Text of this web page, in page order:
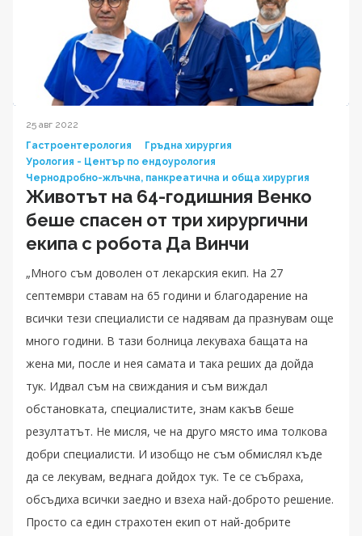
25 авг 2022
Гастроентерология
Гръдна хирургия
Урология - Център по ендоурология
Чернодробно-жлъчна, панкреатична и обща хирургия
Животът на 64-годишния Венко
беше спасен от три хирургични
екипа с робота Да Винчи
„Много съм доволен от лекарския екип. На 27
септември ставам на 65 години и благодарение на
всички тези специалисти се надявам да празнувам още
много години. В тази болница лекуваха бащата на
жена ми, после и нея самата и така реших да дойда
тук. Идвал съм на свиждания и съм виждал
обстановката, специалистите, знам какъв беше
резултатът. Не мисля, че на друго място има толкова
добри специалисти. И изобщо не съм обмислял къде
да се лекувам, веднага дойдох тук. Те се събраха,
обсъдиха всички заедно и взеха най-доброто решение.
Просто са един страхотен екип от най-добрите